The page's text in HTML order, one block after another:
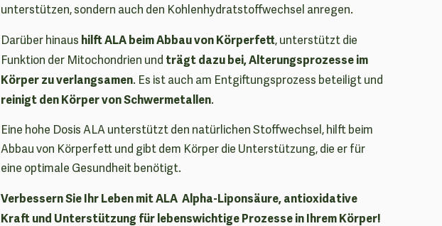
unterstützen, sondern auch den Kohlenhydratstoffwechsel anregen.
Darüber hinaus hilft ALA beim Abbau von Körperfett, unterstützt die
Funktion der Mitochondrien und trägt dazu bei, Alterungsprozesse im
Körper zu verlangsamen. Es ist auch am Entgiftungsprozess beteiligt und
reinigt den Körper von Schwermetallen.
Eine hohe Dosis ALA unterstützt den natürlichen Stoffwechsel, hilft beim
Abbau von Körperfett und gibt dem Körper die Unterstützung, die er für
eine optimale Gesundheit benötigt.
Verbessern Sie Ihr Leben mit ALA Alpha-Liponsäure, antioxidative
Kraft und Unterstützung für lebenswichtige Prozesse in Ihrem Körper!